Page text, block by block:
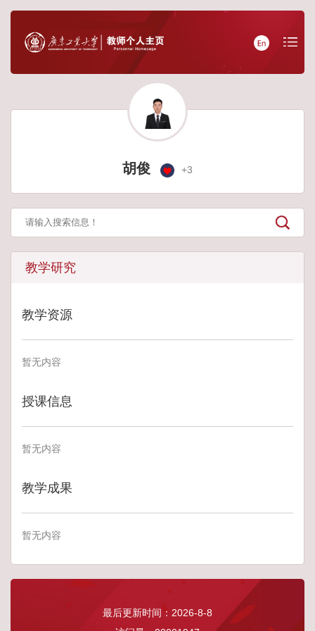
胡俊 +3
教学研究
教学资源
暂无内容
授课信息
暂无内容
教学成果
暂无内容
最后更新时间： 2026-8-8